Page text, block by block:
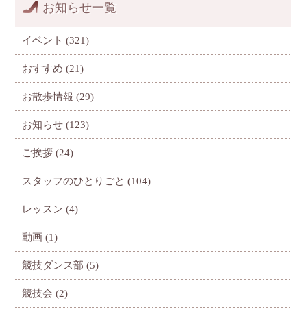
お知らせ一覧
イベント (321)
おすすめ (21)
お散歩情報 (29)
お知らせ (123)
ご挨拶 (24)
スタッフのひとりごと (104)
レッスン (4)
動画 (1)
競技ダンス部 (5)
競技会 (2)